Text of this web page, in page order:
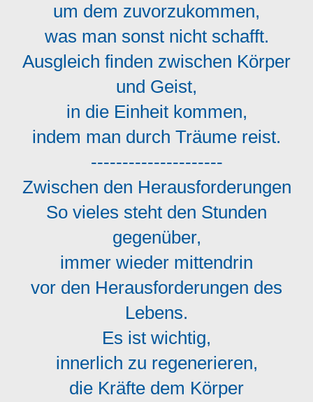
um dem zuvorzukommen,
was man sonst nicht schafft.
Ausgleich finden zwischen Körper
und Geist,
in die Einheit kommen,
indem man durch Träume reist.
---------------------
Zwischen den Herausforderungen
So vieles steht den Stunden
gegenüber,
immer wieder mittendrin
vor den Herausforderungen des
Lebens.
Es ist wichtig,
innerlich zu regenerieren,
die Kräfte dem Körper